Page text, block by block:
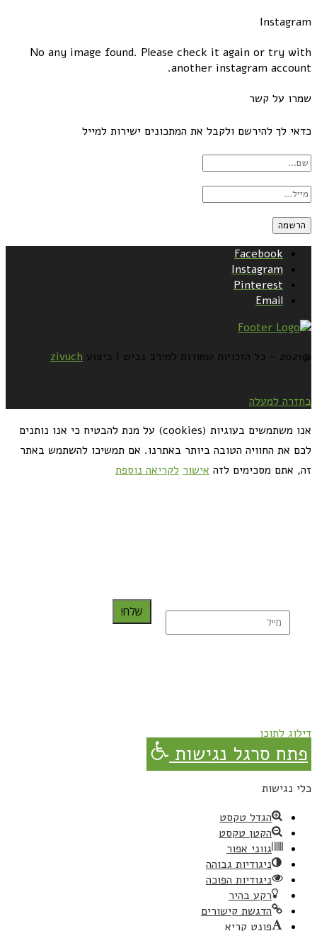
Instagram
No any image found. Please check it again or try with
another instagram account.
שמרו על קשר
כדאי לך להירשם ולקבל את המתכונים ישירות למייל
Facebook
Instagram
Pinterest
Email
@2021 - כל הזכויות שמורות למירב גביש | ביצוע zivuch
בחזרה למעלה
אנו משתמשים בעוגיות (cookies) על מנת להבטיח כי אנו נותנים
לכם את החוויה הטובה ביותר באתרנו. אם תמשיכו להשתמש באתר
זה, אתם מסכימים לזה אישור לקריאה נוספת
שלח!
דילוג לתוכן
פתח סרגל נגישות
כלי נגישות
הגדל טקסט
הקטן טקסט
גווני אפור
ניגודיות גבוהה
ניגודיות הפוכה
רקע בהיר
הדגשת קישורים
פונט קריא